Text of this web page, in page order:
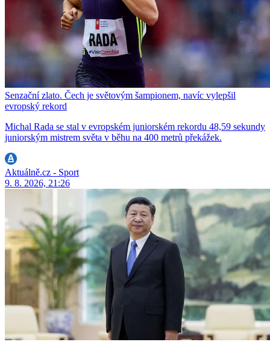
Senzační zlato. Čech je světovým šampionem, navíc vylepšil
evropský rekord
Michal Rada se stal v evropském juniorském rekordu 48,59 sekundy
juniorským mistrem světa v běhu na 400 metrů překážek.
Aktuálně.cz - Sport
9. 8. 2026, 21:26